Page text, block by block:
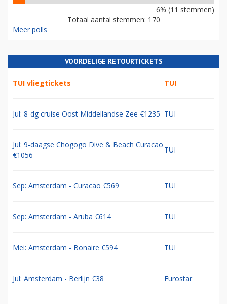
6% (11 stemmen)
Totaal aantal stemmen: 170
Meer polls
VOORDELIGE RETOURTICKETS
TUI vliegtickets TUI
Jul: 8-dg cruise Oost Middellandse Zee €1235 TUI
Jul: 9-daagse Chogogo Dive & Beach Curacao
€1056
TUI
Sep: Amsterdam - Curacao €569 TUI
Sep: Amsterdam - Aruba €614 TUI
Mei: Amsterdam - Bonaire €594 TUI
Jul: Amsterdam - Berlijn €38 Eurostar